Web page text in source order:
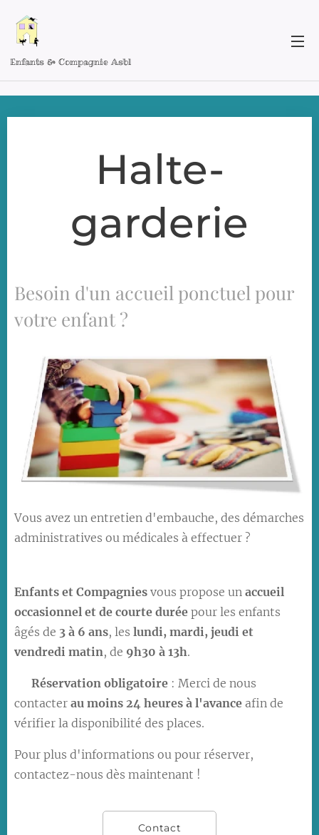
Enfants & Compagnie Asbl
Halte-
garderie
Besoin d'un accueil ponctuel pour
votre enfant ?
Vous avez un entretien d'embauche, des démarches
administratives ou médicales à effectuer ?
Enfants et Compagnies vous propose un accueil
occasionnel et de courte durée pour les enfants
âgés de 3 à 6 ans, les lundi, mardi, jeudi et
vendredi matin, de 9h30 à 13h.
Réservation obligatoire : Merci de nous
contacter au moins 24 heures à l'avance afin de
vérifier la disponibilité des places.
Pour plus d'informations ou pour réserver,
contactez-nous dès maintenant !
Contact